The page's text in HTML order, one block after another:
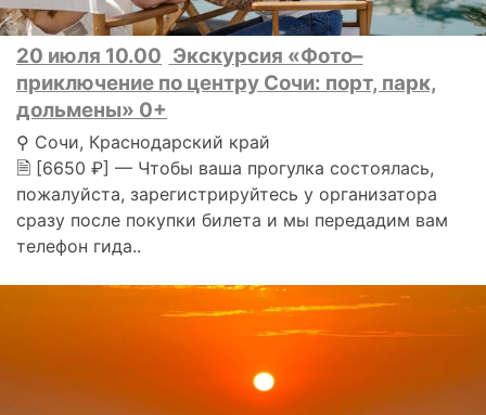
20 июля 10.00 Экскурсия «Фото–
приключение по центру Сочи: порт, парк,
дольмены» 0+
⚲ Сочи, Краснодарский край
🗎 [6650 ₽] — Чтобы ваша прогулка состоялась,
пожалуйста, зарегистрируйтесь у организатора
сразу после покупки билета и мы передадим вам
телефон гида..